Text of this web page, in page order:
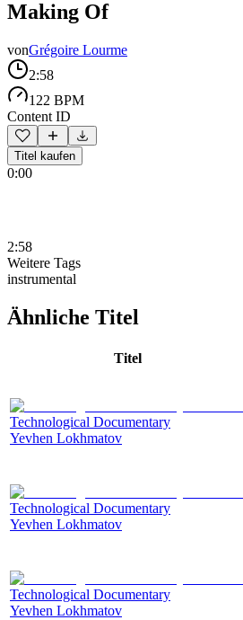
Making Of
vonGrégoire Lourme
2:58
122 BPM
Content ID
Titel kaufen
0:00
2:58
Weitere Tags
instrumental
Ähnliche Titel
Titel
Technological Documentary
Yevhen Lokhmatov
Technological Documentary
Yevhen Lokhmatov
Technological Documentary
Yevhen Lokhmatov